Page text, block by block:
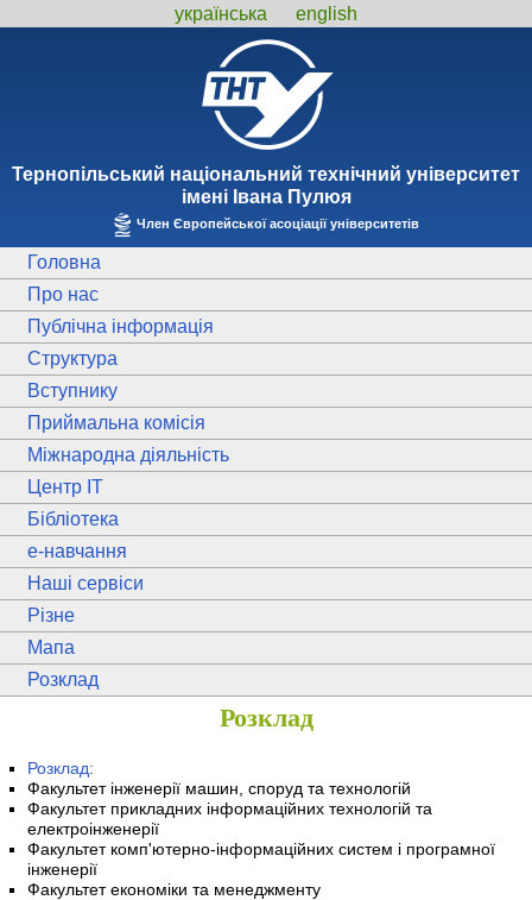
українська english
Тернопiльський національний технiчний унiверситет
iменi Iвана Пулюя
Член Європейської асоціації університетів
Головна
Про нас
Публічна інформація
Структура
Вступнику
Приймальна комісія
Міжнародна діяльність
Центр ІТ
Бібліотека
e-навчання
Наші сервіси
Різне
Мапа
Розклад
Розклад
Розклад:
Факультет інженерії машин, споруд та технологій
Факультет прикладних інформаційних технологій та
електроінженерії
Факультет комп'ютерно-інформаційних систем і програмної
інженерії
Факультет економіки та менеджменту